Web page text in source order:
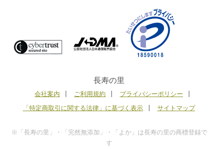
長寿の里
会社案内 ご利用規約
プライバシーポリシー
「特定商取引に関する法律」に基づく表示
サイトマップ
※「長寿の里」・「完然無添加」・「よか」は長寿の里の商標登録で
す